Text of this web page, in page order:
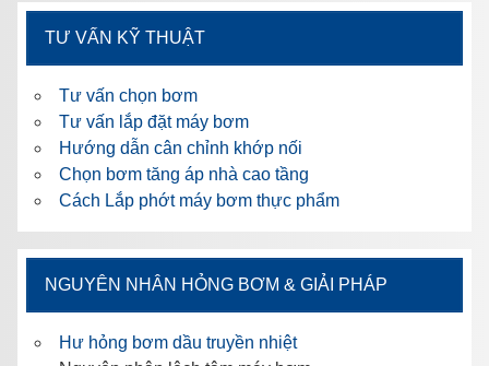
TƯ VẤN KỸ THUẬT
Tư vấn chọn bơm
Tư vấn lắp đặt máy bơm
Hướng dẫn cân chỉnh khớp nối
Chọn bơm tăng áp nhà cao tầng
Cách Lắp phớt máy bơm thực phẩm
NGUYÊN NHÂN HỎNG BƠM & GIẢI PHÁP
Hư hỏng bơm dầu truyền nhiệt